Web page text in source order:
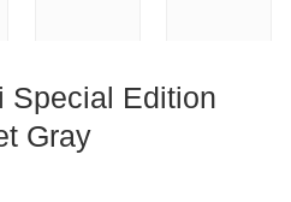
Special Edition
Gray